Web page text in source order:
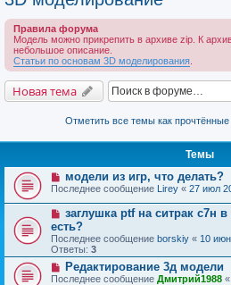
Правила форума
Модель можно прикрепить в архиве zip. К
небольшое описание.
Статьи по основам 3D моделирования
Новая тема
Отметить все темы как прочтённые
Темы
модели из игр, что делать?
Последнее сообщение Lirey « 27 июл
заглушка ptf на ситрак с7н в
есть?
Последнее сообщение borskiy « 10
Ответы: 3
Редактирование 3д модели
Последнее сообщение Дмитрий1988 «